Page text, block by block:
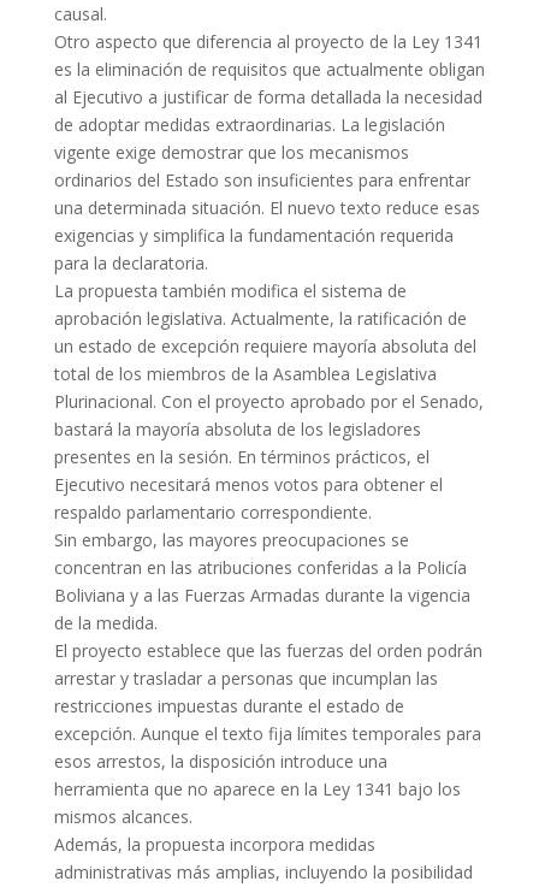
causal.
Otro aspecto que diferencia al proyecto de la Ley 1341
es la eliminación de requisitos que actualmente obligan
al Ejecutivo a justificar de forma detallada la necesidad
de adoptar medidas extraordinarias. La legislación
vigente exige demostrar que los mecanismos
ordinarios del Estado son insuficientes para enfrentar
una determinada situación. El nuevo texto reduce esas
exigencias y simplifica la fundamentación requerida
para la declaratoria.
La propuesta también modifica el sistema de
aprobación legislativa. Actualmente, la ratificación de
un estado de excepción requiere mayoría absoluta del
total de los miembros de la Asamblea Legislativa
Plurinacional. Con el proyecto aprobado por el Senado,
bastará la mayoría absoluta de los legisladores
presentes en la sesión. En términos prácticos, el
Ejecutivo necesitará menos votos para obtener el
respaldo parlamentario correspondiente.
Sin embargo, las mayores preocupaciones se
concentran en las atribuciones conferidas a la Policía
Boliviana y a las Fuerzas Armadas durante la vigencia
de la medida.
El proyecto establece que las fuerzas del orden podrán
arrestar y trasladar a personas que incumplan las
restricciones impuestas durante el estado de
excepción. Aunque el texto fija límites temporales para
esos arrestos, la disposición introduce una
herramienta que no aparece en la Ley 1341 bajo los
mismos alcances.
Además, la propuesta incorpora medidas
administrativas más amplias, incluyendo la posibilidad